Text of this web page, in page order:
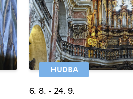
HUDBA
6. 8. - 24. 9.